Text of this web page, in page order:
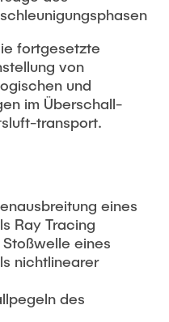
fortgesetzte
von
und
im Überschall-
transport.
eines
Ray Tracing
eines
nichtlinearer
des